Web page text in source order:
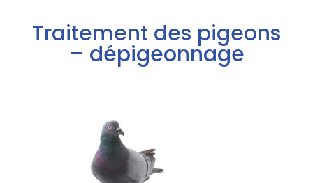
Traitement des pigeons
– dépigeonnage